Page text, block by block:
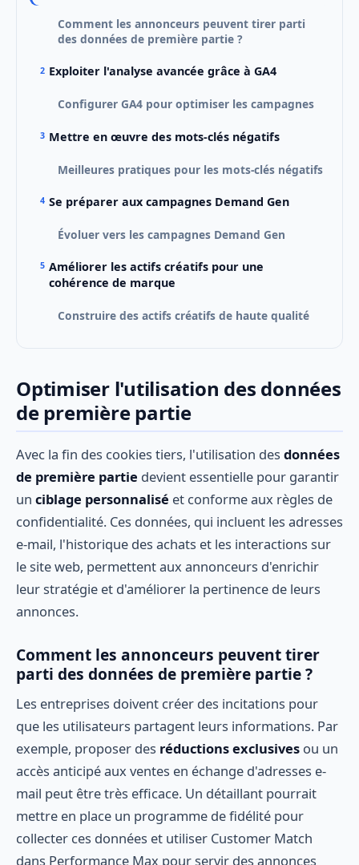
Comment les annonceurs peuvent tirer parti
des données de première partie ?
Exploiter l'analyse avancée grâce à GA4
Configurer GA4 pour optimiser les campagnes
Mettre en œuvre des mots-clés négatifs
Meilleures pratiques pour les mots-clés négatifs
Se préparer aux campagnes Demand Gen
Évoluer vers les campagnes Demand Gen
Améliorer les actifs créatifs pour une
cohérence de marque
Construire des actifs créatifs de haute qualité
Optimiser l'utilisation des données
de première partie
Avec la fin des cookies tiers, l'utilisation des données
de première partie devient essentielle pour garantir
un ciblage personnalisé et conforme aux règles de
confidentialité. Ces données, qui incluent les adresses
e-mail, l'historique des achats et les interactions sur
le site web, permettent aux annonceurs d'enrichir
leur stratégie et d'améliorer la pertinence de leurs
annonces.
Comment les annonceurs peuvent tirer
parti des données de première partie ?
Les entreprises doivent créer des incitations pour
que les utilisateurs partagent leurs informations. Par
exemple, proposer des réductions exclusives ou un
accès anticipé aux ventes en échange d'adresses e-
mail peut être très efficace. Un détaillant pourrait
mettre en place un programme de fidélité pour
collecter ces données et utiliser Customer Match
dans Performance Max pour servir des annonces